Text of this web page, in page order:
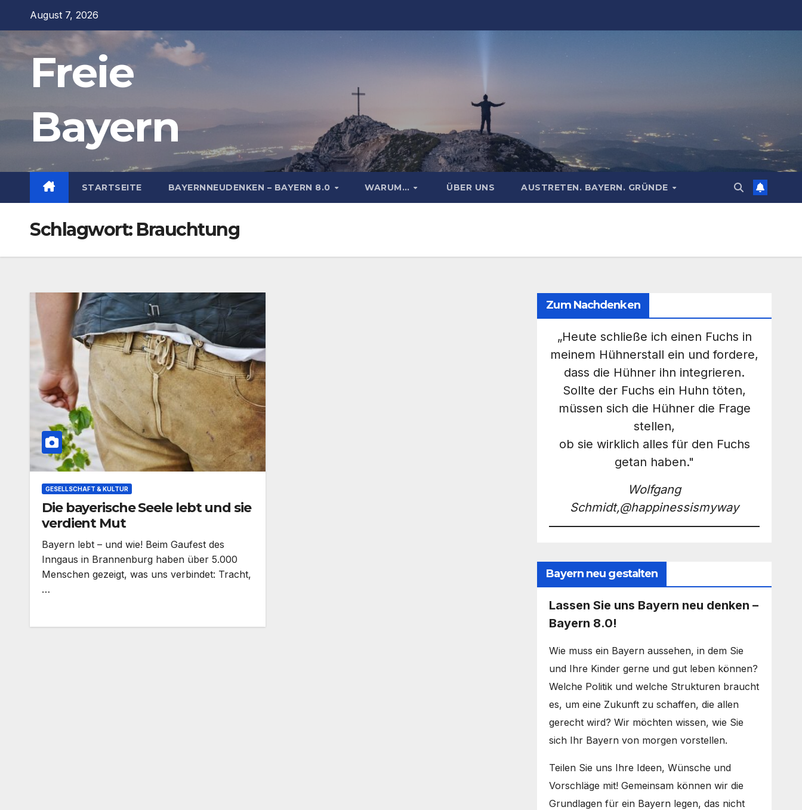
springen
August 7, 2026
Freie
Bayern
STARTSEITE BAYERNNEUDENKEN – BAYERN 8.0 WARUM… ÜBER UNS AUSTRETEN. BAYERN. GRÜNDE
Schlagwort: Brauchtung
GESELLSCHAFT & KULTUR
Die bayerische Seele lebt und sie
verdient Mut
Bayern lebt – und wie! Beim Gaufest des
Inngaus in Brannenburg haben über 5.000
Menschen gezeigt, was uns verbindet: Tracht,
…
Zum Nachdenken
„Heute schließe ich einen Fuchs in
meinem Hühnerstall ein und fordere,
dass die Hühner ihn integrieren.
Sollte der Fuchs ein Huhn töten,
müssen sich die Hühner die Frage
stellen,
ob sie wirklich alles für den Fuchs
getan haben."
Wolfgang
Schmidt,@happinessismyway
Bayern neu gestalten
Lassen Sie uns Bayern neu denken –
Bayern 8.0!
Wie muss ein Bayern aussehen, in dem Sie
und Ihre Kinder gerne und gut leben können?
Welche Politik und welche Strukturen braucht
es, um eine Zukunft zu schaffen, die allen
gerecht wird? Wir möchten wissen, wie Sie
sich Ihr Bayern von morgen vorstellen.
Teilen Sie uns Ihre Ideen, Wünsche und
Vorschläge mit! Gemeinsam können wir die
Grundlagen für ein Bayern legen, das nicht